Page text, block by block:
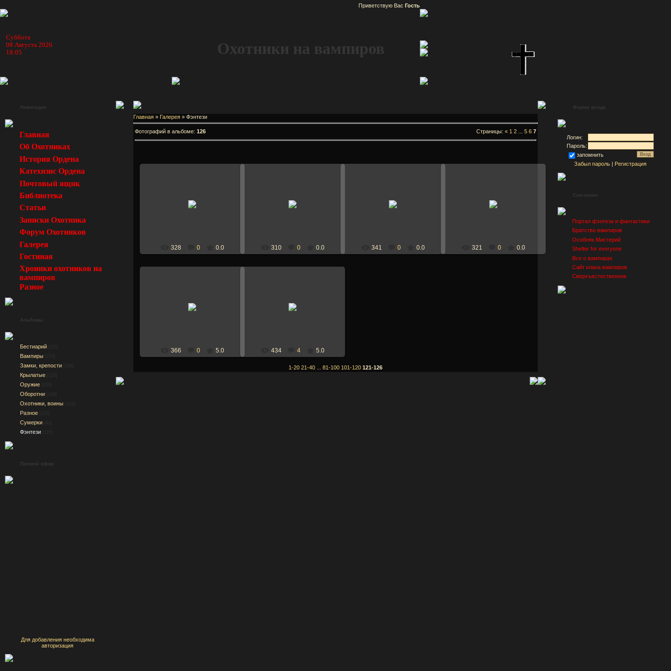
Приветствую Вас Гость
Суббота
08 Августа 2026
18:05
Охотники на вампиров
Навигация
Главная
Об Охотниках
История Ордена
Катехизис Ордена
Почтовый ящик
Библиотека
Статьи
Записки Охотника
Форум Охотников
Галерея
Гостиная
Хроники охотников на
вампиров
Разное
Альбомы
Бестиарий
Вампиры
Замки, крепости
Крылатые
Оружие
Оборотни
Охотники, воины
Разное
Сумерки
Фэнтези
Прямой эфир
Для добавления необходима
авторизация
Главная » Галерея » Фэнтези
Фотографий в альбоме: 126 Страницы: « 1 2 5 6 7
328 0 0.0 310 0 0.0 341 0 0.0 321 0 0.0
366 0 5.0 434 4 5.0
1-20 21-40 81-100 101-120 121-126
Форма входа
Логин:
Пароль:
запомнить
Забыл пароль | Регистрация
Союзники
Портал фэнтези и фантастики
Братство вампиров
Особняк Мистерий
Shelter for everyone
Все о вампирах
Сайт клана вампиров
Сверхъестественное